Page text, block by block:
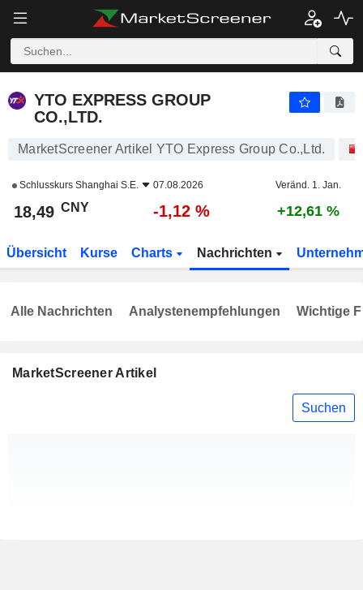
YTO EXPRESS GROUP
CO.,LTD.
MarketScreener Artikel YTO Express Group Co.,Ltd.
Schlusskurs Shanghai S.E. 07.08.2026 Veränd. 1. Jan.
18,49 CNY -1,12 % +12,61 %
Übersicht Kurse Charts Nachrichten
MarketScreener Artikel
Suchen
Alle Nachrichten Analystenempfehlungen Wichtige